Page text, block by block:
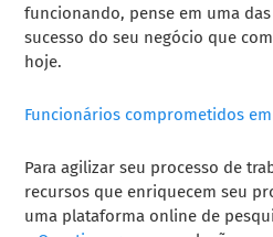
funcionando, pense em uma
sucesso do seu negócio que
hoje.
Funcionários comprometidos
Para agilizar seu processo de
recursos que enriquecem seu
uma plataforma online de